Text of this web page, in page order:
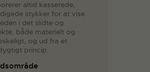
altid kasserede,
stykker for at vise
i det slidte og
både materielt og
og ud fra et
princip.